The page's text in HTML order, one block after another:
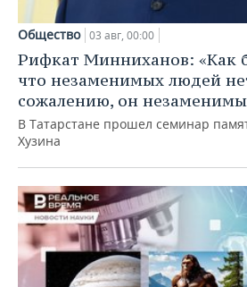
Общество 03 авг, 00:00
Рифкат Минниханов: «Как
что незаменимых людей
сожалению, он
В Татарстане прошел семинар
Хузина